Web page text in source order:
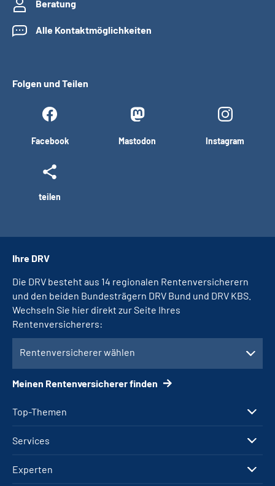
Beratung
Alle Kontaktmöglichkeiten
Folgen und Teilen
Facebook Mastodon Instagram
teilen
Top-Themen
Services
Experten
Ihre DRV
Die DRV besteht aus 14 regionalen Rentenversicherern
und den beiden Bundesträgern DRV Bund und DRV KBS.
Wechseln Sie hier direkt zur Seite Ihres
Rentenversicherers:
Rentenversicherer wählen
Meinen Rentenversicherer finden